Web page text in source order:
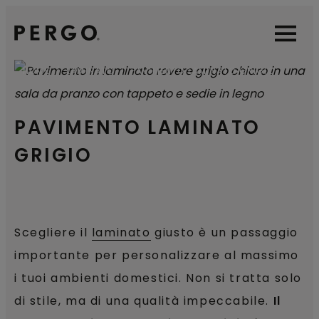
OpenOpen
PAVIMENTO LAMINATO
GRIGIO
HOME LAMINATO PAVIMENTO LAMINATO GRIGIO
Scegliere il laminato giusto è un passaggio
importante per personalizzare al massimo
i tuoi ambienti domestici. Non si tratta solo
di stile, ma di una qualità impeccabile. Il